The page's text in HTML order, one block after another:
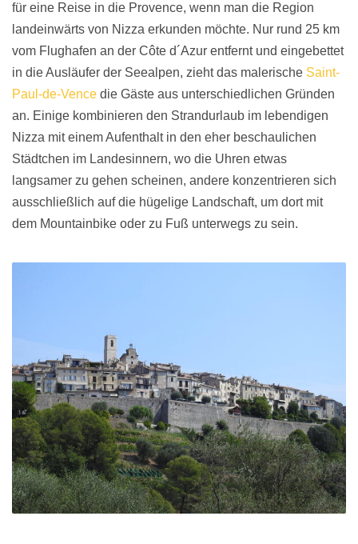
für eine Reise in die Provence, wenn man die Region
landeinwärts von Nizza erkunden möchte. Nur rund 25 km
vom Flughafen an der Côte d´Azur entfernt und eingebettet
in die Ausläufer der Seealpen, zieht das malerische Saint-
Paul-de-Vence die Gäste aus unterschiedlichen Gründen
an. Einige kombinieren den Strandurlaub im lebendigen
Nizza mit einem Aufenthalt in den eher beschaulichen
Städtchen im Landesinnern, wo die Uhren etwas
langsamer zu gehen scheinen, andere konzentrieren sich
ausschließlich auf die hügelige Landschaft, um dort mit
dem Mountainbike oder zu Fuß unterwegs zu sein.